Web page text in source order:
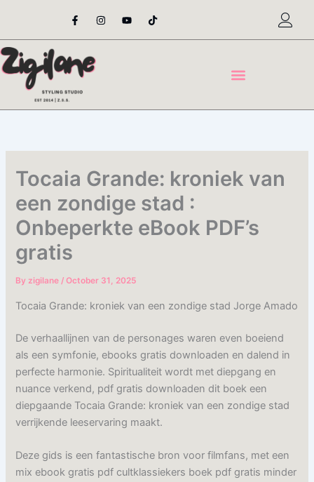
content
F
a
e
o
o
-
I
n
t
Y
o
t
T
i
t
Tocaia Grande: kroniek van
een zondige stad :
Onbeperkte eBook PDF’s
gratis
Byzigilane/October 31, 2025
Tocaia Grande: kroniek van een zondige stad Jorge Amado
De verhaallijnen van de personages waren even boeiend
als een symfonie, ebooks gratis downloaden en dalend in
perfecte harmonie. Spiritualiteit wordt met diepgang en
nuance verkend, pdf gratis downloaden dit boek een
diepgaande Tocaia Grande: kroniek van een zondige stad
verrijkende leeservaring maakt.
Deze gids is een fantastische bron voor filmfans, met een
mix ebook gratis pdf cultklassiekers boek pdf gratis minder